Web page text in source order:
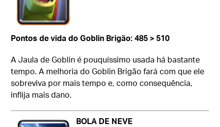
Pontos de vida do Goblin Brigão: 485 > 510
A Jaula de Goblin é pouquíssimo usada há bastante
tempo. A melhoria do Goblin Brigão fará com que ele
sobreviva por mais tempo e, como consequência,
inflija mais dano.
BOLA DE NEVE